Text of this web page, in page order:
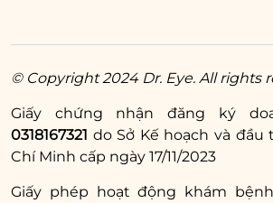
© Copyright 2024 Dr. Eye. All rights
Giấy chứng nhận đăng ký
0318167321 do Sở Kế hoạch và
Chí Minh cấp ngày 17/11/2023
Giấy phép hoạt động khám